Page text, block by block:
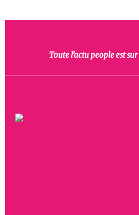
Toute l’actu people est sur